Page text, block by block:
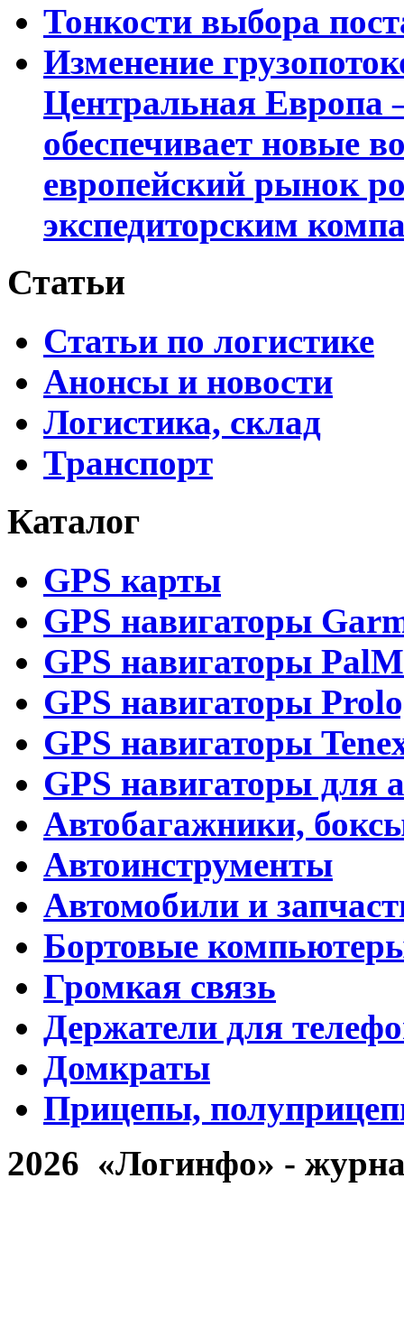
Тонкости выбора
Изменение
Центральная Европа
обеспечивает новые
европейский рынок
экспедиторским
Статьи
Статьи по логистике
Анонсы и новости
Логистика, склад
Транспорт
Каталог
GPS карты
GPS навигаторы
GPS навигаторы
GPS навигаторы
GPS навигаторы
GPS навигаторы для
Автобагажники,
Автоинструменты
Автомобили и
Бортовые
Громкая связь
Держатели для
Домкраты
Прицепы,
2026 «Логинфо» -